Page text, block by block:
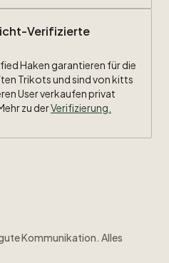
Patch,Langarm
Verifizierte
Haken garantieren für die
Trikots und sind von kitts
User verkaufen privat
zu derVerifizierung.
Kommunikation. Alles